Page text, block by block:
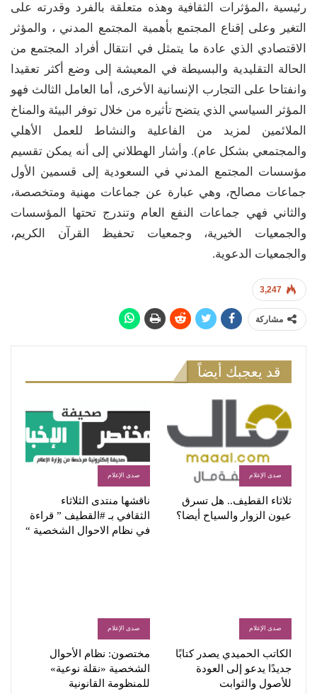
رئيسية ،المؤثرات الثقافية وهذه متعلقة بالفرد وقدرته على
التغير وعلى إقناع المجتمع بأهمية المجتمع المدني ، والمؤثر
الاقتصادي الذي عادة ما يتمثل في انتقال أفراد المجتمع من
الحالة التقليدية والبسيطة في المعيشة إلى وضع أكثر تعقيدا
وانفتاحا على التجارب الإنسانية الأخرى، أما العامل الثالث فهو
المؤثر السياسي الذي يتضح تأثيره من خلال توفر البيئة والمناخ
الملائمين لمزيد من الفاعلية والنشاط للعمل الأهلي
والمجتمعي بشكل عام). وأشار الهطلاني إلى أنه يمكن تقسيم
مؤسسات المجتمع المدني في السعودية إلى قسمين الأول
جماعات مصالح، وهي عبارة عن جماعات مهنية ومتخصصة،
والثاني فهي جماعات النفع العام وتندرج تحتها المؤسسات
والجمعيات الخيرية، وجمعيات تحفيظ القرآن الكريم،
والجمعيات الدعوية.
3,247
مشاركة
قد يعجبك أيضاً
صدى الإعلام
ثلاثاء القطيف.. هل تسرق
عيون الزوار والسياح أيضا؟
صدى الإعلام
ناقشها منتدى الثلاثاء
الثقافي بـ #القطيف ” قراءة
في نظام الاحوال الشخصية “
صدى الإعلام
الكاتب الحميدي يصدر كتابًا
جديدًا يدعو إلى العودة
للأصول والثوابت
صدى الإعلام
مختصون: نظام الأحوال
الشخصية «نقلة نوعية»
للمنظومة القانونية